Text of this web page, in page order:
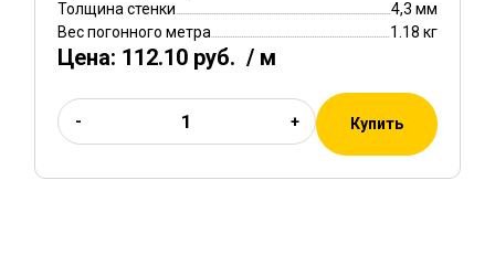
Толщина стенки
4,3 мм
Вес погонного метра
1.18 кг
Цена: 112.10 руб. / м
- + Купить